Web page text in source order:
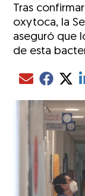
Tras
oxytoca, la
aseguró que
de esta
Compartir el
Compartir